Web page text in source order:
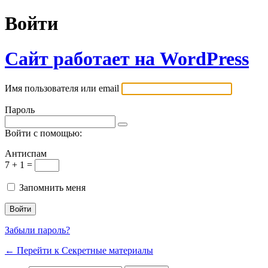
Войти
Сайт работает на WordPress
Имя пользователя или email
Пароль
Войти с помощью:
Антиспам
7 + 1 =
Запомнить меня
Забыли пароль?
← Перейти к Секретные материалы